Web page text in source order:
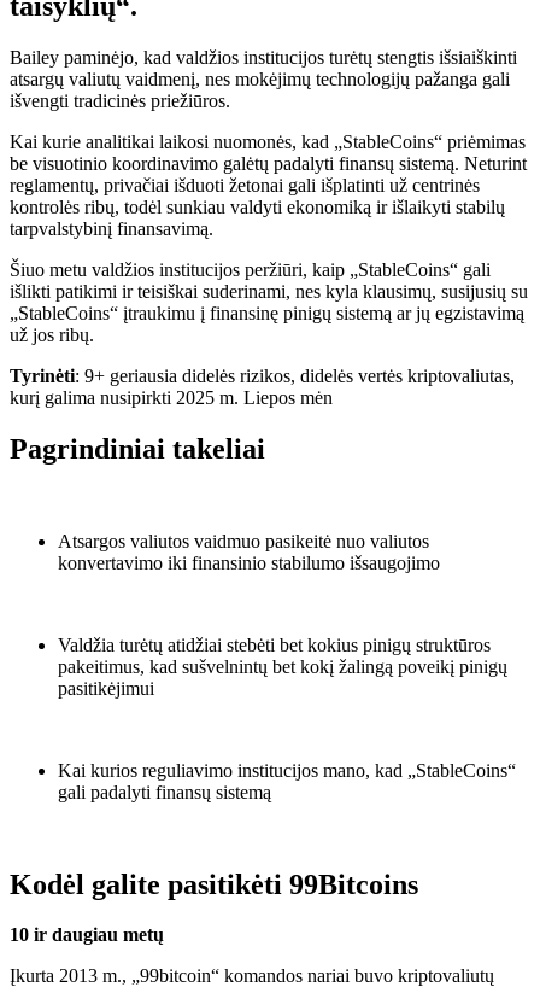
Bailey paminėjo, kad valdžios institucijos turėtų stengtis išsiaiškinti
atsargų valiutų vaidmenį, nes mokėjimų technologijų pažanga gali
išvengti tradicinės priežiūros.
Kai kurie analitikai laikosi nuomonės, kad „StableCoins“ priėmimas
be visuotinio koordinavimo galėtų padalyti finansų sistemą. Neturint
reglamentų, privačiai išduoti žetonai gali išplatinti už centrinės
kontrolės ribų, todėl sunkiau valdyti ekonomiką ir išlaikyti stabilų
tarpvalstybinį finansavimą.
Šiuo metu valdžios institucijos peržiūri, kaip „StableCoins“ gali
išlikti patikimi ir teisiškai suderinami, nes kyla klausimų, susijusių su
„StableCoins“ įtraukimu į finansinę pinigų sistemą ar jų egzistavimą
už jos ribų.
Tyrinėti: 9+ geriausia didelės rizikos, didelės vertės kriptovaliutas,
kurį galima nusipirkti 2025 m. Liepos mėn
Pagrindiniai takeliai
Atsargos valiutos vaidmuo pasikeitė nuo valiutos
konvertavimo iki finansinio stabilumo išsaugojimo
Valdžia turėtų atidžiai stebėti bet kokius pinigų struktūros
pakeitimus, kad sušvelnintų bet kokį žalingą poveikį pinigų
pasitikėjimui
Kai kurios reguliavimo institucijos mano, kad „StableCoins“
gali padalyti finansų sistemą
Kodėl galite pasitikėti 99Bitcoins
10 ir daugiau metų
Įkurta 2013 m., „99bitcoin“ komandos nariai buvo kriptovaliutų